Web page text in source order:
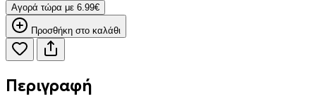
Aγορά τώρα με 6.99€
Προσθήκη στο καλάθι
Περιγραφή